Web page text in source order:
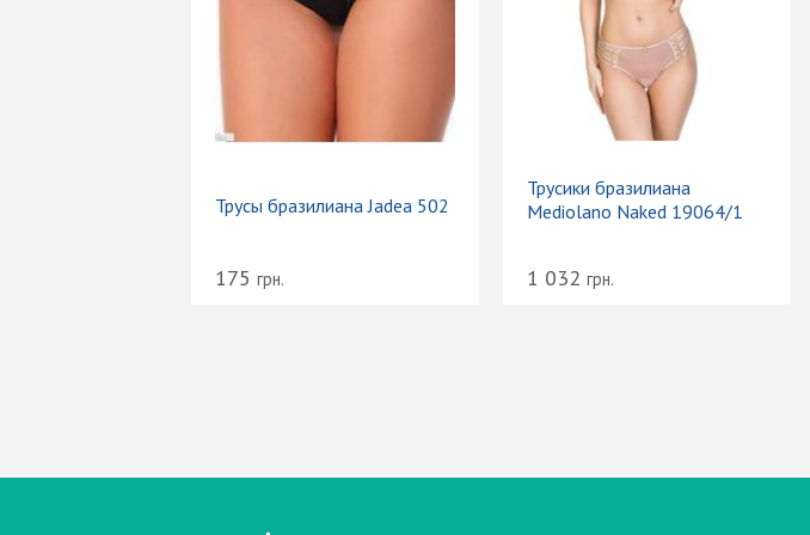
Трусы бразилиана Jadea 502
175 грн.
Трусики бразилиана
Mediolano Naked 19064/1
1 032 грн.